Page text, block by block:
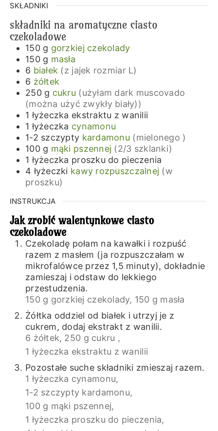
SKŁADNIKI
składniki na aromatyczne ciasto
czekoladowe
150 g gorzkiej czekolady
150 g masła
6 białek (z jajek rozmiar L)
6 żółtek
250 g cukru (użyłam dark muscovado
(można użyć zwykły biały))
1 łyżeczka ekstraktu z wanilii
1 łyżeczka cynamonu
1-2 szczypty kardamonu (mielonego )
100 g mąki pszennej (2/3 szklanki)
1 łyżeczka proszku do pieczenia
4 łyżeczki kawy rozpuszczalnej (w
proszku)
INSTRUKCJA
Jak zrobić walentynkowe ciasto
czekoladowe
Czekoladę połam na kawałki i rozpuść
razem z masłem (ja rozpuszczałam w
mikrofalówce przez 1,5 minuty), dokładnie
zamieszaj i odstaw do lekkiego
przestudzenia.
150 g gorzkiej czekolady, 150 g masła
Żółtka oddziel od białek i utrzyj je z
cukrem, dodaj ekstrakt z wanilii.
6 żółtek, 250 g cukru ,
1 łyżeczka ekstraktu z wanilii
Pozostałe suche składniki zmieszaj razem.
1 łyżeczka cynamonu,
1-2 szczypty kardamonu,
100 g mąki pszennej,
1 łyżeczka proszku do pieczenia,